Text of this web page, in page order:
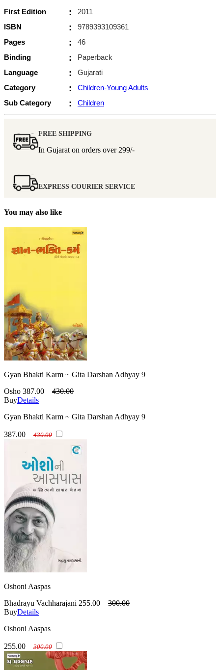
First Edition
:
2011
ISBN
:
9789393109361
Pages
:
46
Binding
:
Paperback
Language
:
Gujarati
Category
:
Children-Young Adults
Sub Category
: Children
FREE SHIPPING
In Gujarat on orders over 299/-
EXPRESS COURIER SERVICE
You may also like
Gyan Bhakti Karm ~ Gita Darshan Adhyay 9
Osho 387.00
430.00
BuyDetails
Gyan Bhakti Karm ~ Gita Darshan Adhyay 9
387.00 430.00
Oshoni Aaspas
Bhadrayu Vachharajani 255.00
300.00
BuyDetails
Oshoni Aaspas
255.00 300.00